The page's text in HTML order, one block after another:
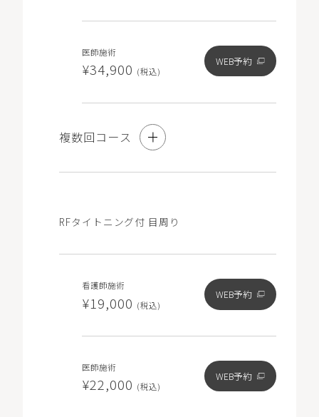
医師施術
¥34,900 (税込)
WEB予約
複数回コース
10％オフ
看護師施術
¥86,130 (税込)
WEB予約
※コース契約をご希望の方も初回は「単発」と記載のある
メニューをお選びいただき、ご要望欄に「コース希望」と
ご記入ください。
RFタイトニング付 目周り
看護師施術
¥19,000 (税込)
WEB予約
医師施術
¥22,000 (税込)
WEB予約